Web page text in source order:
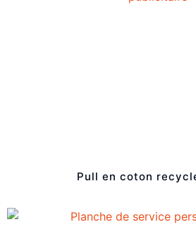
Pull en coton